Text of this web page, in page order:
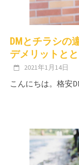
DMとチラシの
デメリットと
2021年1月14日
こんにちは。格安